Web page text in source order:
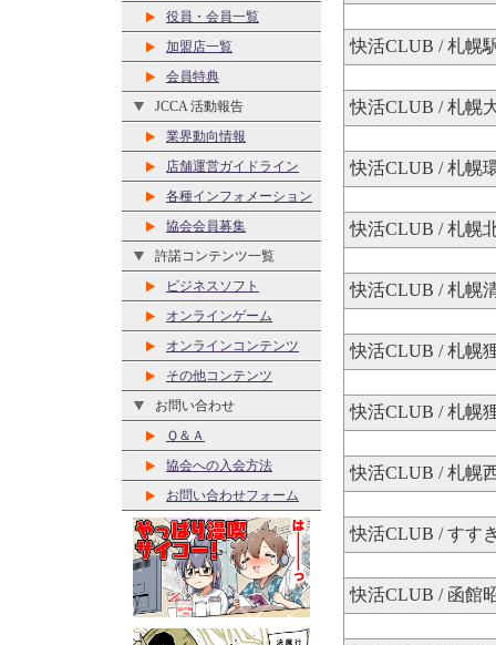
役員・会員一覧
加盟店一覧
会員特典
JCCA 活動報告
業界動向情報
店舗運営ガイドライン
各種インフォメーション
協会会員募集
許諾コンテンツ一覧
ビジネスソフト
オンラインゲーム
オンラインコンテンツ
その他コンテンツ
お問い合わせ
Ｑ＆Ａ
協会への入会方法
お問い合わせフォーム
快活CLUB / 札幌
快活CLUB / 札幌
快活CLUB / 札幌
快活CLUB / 札幌
快活CLUB / 札幌
快活CLUB / 札幌
快活CLUB / 札幌
快活CLUB / 札幌
快活CLUB / すす
快活CLUB / 函館